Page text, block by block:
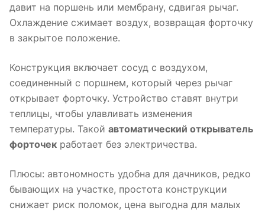
давит на поршень или мембрану, сдвигая рычаг.
Охлаждение сжимает воздух, возвращая форточку
в закрытое положение.
Конструкция включает сосуд с воздухом,
соединенный с поршнем, который через рычаг
открывает форточку. Устройство ставят внутри
теплицы, чтобы улавливать изменения
температуры. Такой автоматический открыватель
форточек работает без электричества.
Плюсы: автономность удобна для дачников, редко
бывающих на участке, простота конструкции
снижает риск поломок, цена выгодна для малых